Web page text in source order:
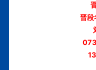
晋段